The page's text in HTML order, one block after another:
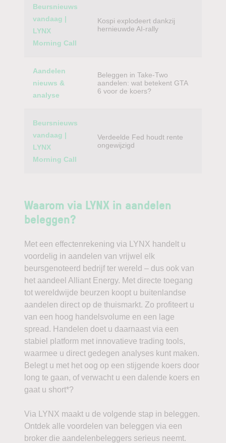
Beursnieuws
vandaag |
LYNX
Morning Call
Kospi explodeert dankzij
hernieuwde AI-rally
Aandelen
nieuws &
analyse
Beleggen in Take-Two
aandelen: wat betekent GTA
6 voor de koers?
Beursnieuws
vandaag |
LYNX
Morning Call
Verdeelde Fed houdt rente
ongewijzigd
Waarom via LYNX in aandelen
beleggen?
Met een effectenrekening via LYNX handelt u
voordelig in aandelen van vrijwel elk
beursgenoteerd bedrijf ter wereld – dus ook van
het aandeel Alliant Energy. Met directe toegang
tot wereldwijde beurzen koopt u buitenlandse
aandelen direct op de thuismarkt. Zo profiteert u
van een hoog handelsvolume en een lage
spread. Handelen doet u daarnaast via een
stabiel platform met innovatieve trading tools,
waarmee u direct gedegen analyses kunt maken.
Belegt u met het oog op een stijgende koers door
long te gaan, of verwacht u een dalende koers en
gaat u short*?
Via LYNX maakt u de volgende stap in beleggen.
Ontdek alle voordelen van beleggen via een
broker die aandelenbeleggers serieus neemt.